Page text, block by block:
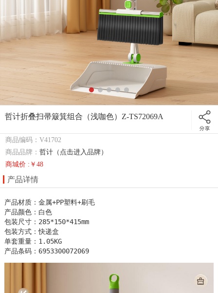
哲计折叠扫帚簸箕组合（浅咖色）Z-TS72069A
商品编码：V41702
商品品牌：哲计（点击进入品牌）
商城价 :￥48
产品详情
产品材质：金属+PP塑料+刷毛
产品颜色：白色
包装尺寸：285*150*415mm
包装方式：快递盒
单套重量：1.05KG
产品条码：6953300072069